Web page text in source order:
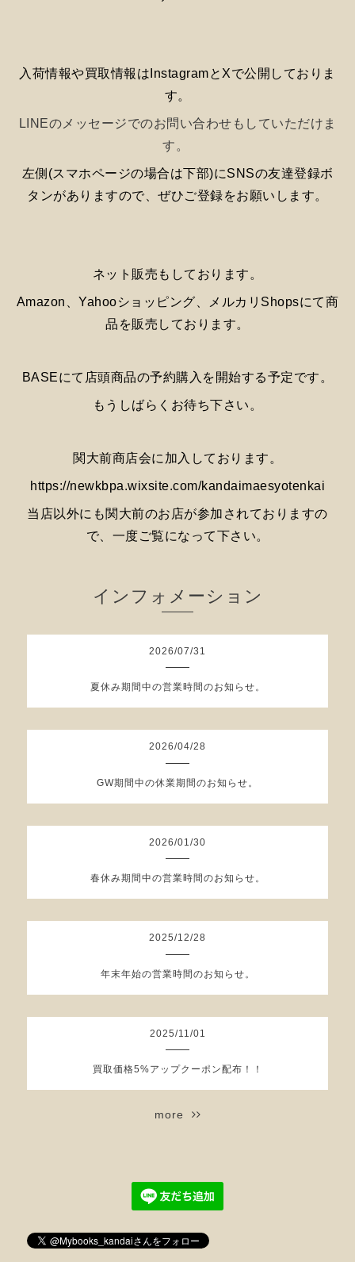
入荷情報や買取情報はInstagramとXで公開しておりま
す。
LINEのメッセージでのお問い合わせもしていただけま
す。
左側(スマホページの場合は下部)にSNSの友達登録ボ
タンがありますので、ぜひご登録をお願いします。
ネット販売もしております。
Amazon、Yahooショッピング、メルカリShopsにて商
品を販売しております。
BASEにて店頭商品の予約購入を開始する予定です。
もうしばらくお待ち下さい。
関大前商店会に加入しております。
https://newkbpa.wixsite.com/kandaimaesyotenkai
当店以外にも関大前のお店が参加されておりますの
で、一度ご覧になって下さい。
インフォメーション
2026/07/31
夏休み期間中の営業時間のお知らせ。
2026/04/28
GW期間中の休業期間のお知らせ。
2026/01 /30
春休み期間中の営業時間のお知らせ。
2025/12/28
年末年始の営業時間のお知らせ。
2025/11 /01
買取価格5%アップクーポン配布！！
more